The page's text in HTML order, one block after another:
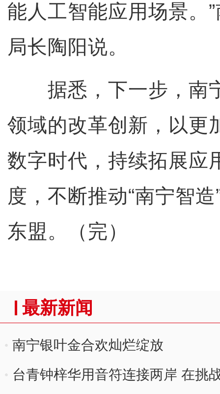
能人工智能应用场景。
局长陶阳说。
据悉，下一步，南
领域的改革创新，以更
数字时代，持续拓展应
度，不断推动“南宁智造
东盟。（完）
最新新闻
南宁银叶金合欢灿烂绽放
台青钟梓华用音符连接两岸 在挑